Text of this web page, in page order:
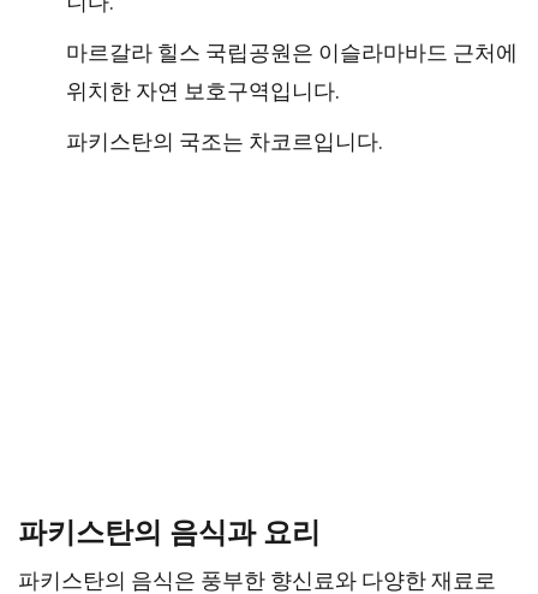
마르갈라 힐스 국립공원은 이슬라마바드 근처에
위치한 자연 보호구역입니다.
파키스탄의 국조는 차코르입니다.
파키스탄의 음식과 요리
파키스탄의 음식은 풍부한 향신료와 다양한 재료로